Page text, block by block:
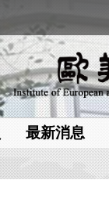
最新消息